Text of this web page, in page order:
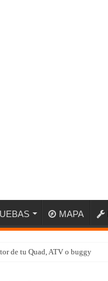
MAPA
de tu Quad, ATV o buggy